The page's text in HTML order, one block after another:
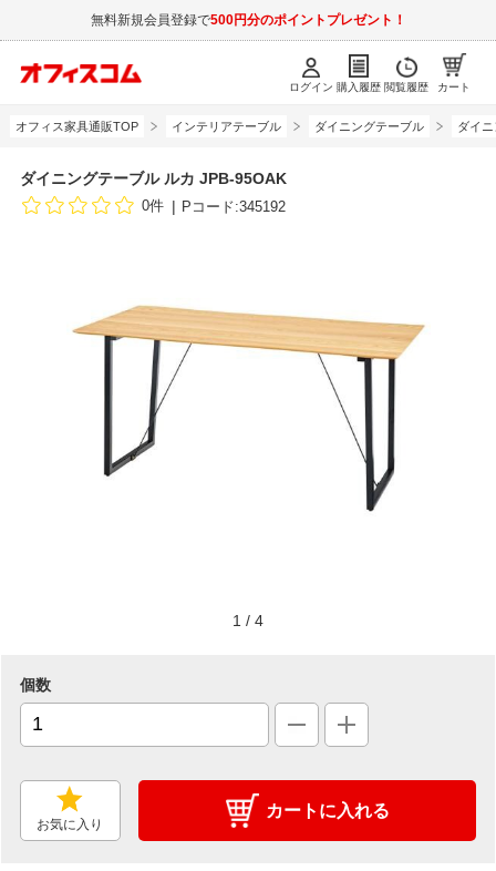
無料新規会員登録で500円分のポイントプレゼント！
ログイン 購入履歴 閲覧履歴 カート
オフィス家具通販TOP インテリアテーブル ダイニングテーブル ダイ
ダイニングテーブル ルカ JPB-95OAK
0件 Pコード:345192
1 / 4
個数
お気に入り
カートに入れる